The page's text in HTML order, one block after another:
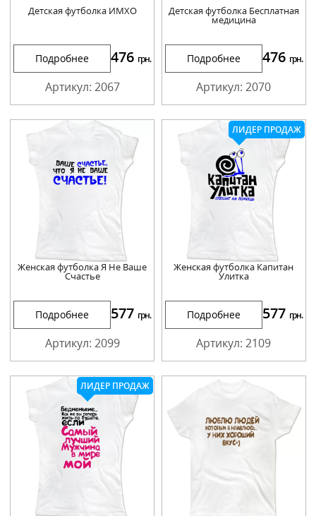
Детская футболка ИМХО
Подробнее 476 грн.
Артикул: 2067
Детская футболка Бесплатная
медицина
Подробнее 476 грн.
Артикул: 2070
Женская футболка Я Не Ваше
Счастье
Подробнее 577 грн.
Артикул: 2099
ЛИДЕР ПРОДАЖ
Женская футболка Капитан
Улитка
Подробнее 577 грн.
Артикул: 2109
ЛИДЕР ПРОДАЖ